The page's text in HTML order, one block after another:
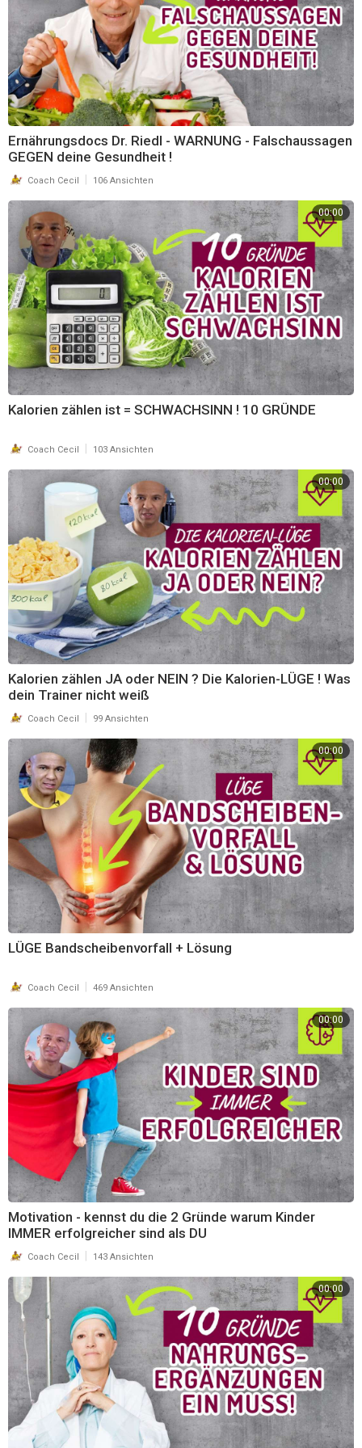
Dein Coach Cecil
https://maximumprinzip.com
https://matrixprinzip.com
Ernährungsdocs Dr. Riedl - WARNUNG - Falschaussagen
GEGEN deine Gesundheit !
Coach Cecil 106 Ansichten
00:00
Kalorien zählen ist = SCHWACHSINN ! 10 GRÜNDE
Coach Cecil 103 Ansichten
00:00
Kalorien zählen JA oder NEIN ? Die Kalorien-LÜGE ! Was
dein Trainer nicht weiß
Coach Cecil 99 Ansichten
00:00
LÜGE Bandscheibenvorfall + Lösung
Coach Cecil 469 Ansichten
00:00
Motivation - kennst du die 2 Gründe warum Kinder
IMMER erfolgreicher sind als DU
Coach Cecil | 143 Ansichten
00:00